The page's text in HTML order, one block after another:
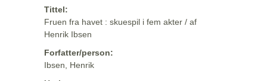
Tittel:
Fruen fra havet : skuespil i fem akter / af
Henrik Ibsen
Forfatter/person:
Ibsen, Henrik